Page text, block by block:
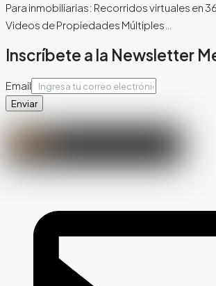
Para inmobiliarias: Recorridos virtuales en
Videos de Propiedades Múltiples…
Inscríbete a la Newsletter
Email
Enviar